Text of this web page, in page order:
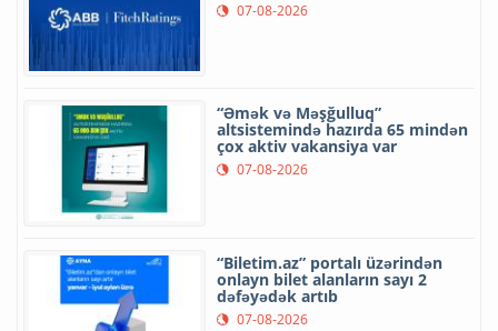
07-08-2026
“Əmək və Məşğulluq”
altsistemində hazırda 65 mindən
çox aktiv vakansiya var
07-08-2026
“Biletim.az” portalı üzərindən
onlayn bilet alanların sayı 2
dəfəyədək artıb
07-08-2026